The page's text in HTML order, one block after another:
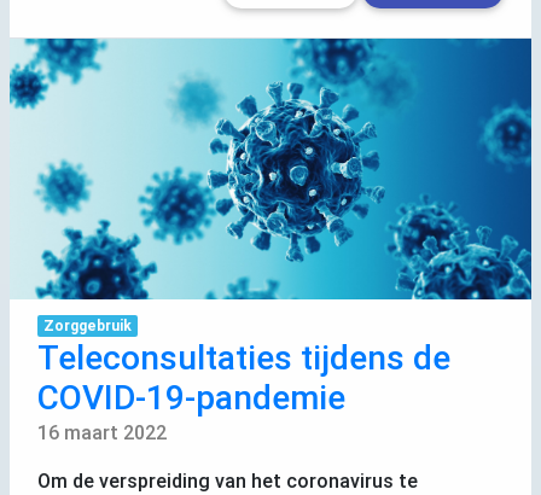
Zorggebruik
Teleconsultaties tijdens de
COVID-19-pandemie
16 maart 2022
Om de verspreiding van het coronavirus te